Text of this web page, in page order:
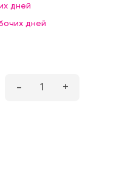
дней
дней
– 1 +